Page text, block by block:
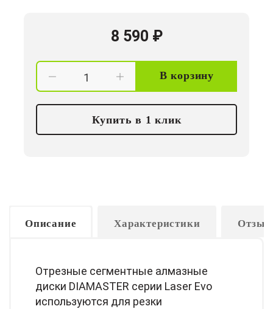
8 590 ₽
В корзину
Купить в 1 клик
Описание Характеристики
Отрезные сегментные алмазные
диски DIAMASTER серии Laser Evo
используются для резки